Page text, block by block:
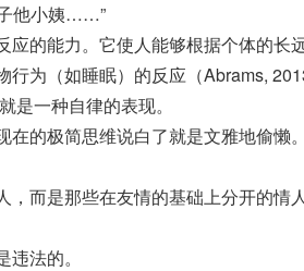
子他小姨……”
应的能力。它使人能够根据个体的长
为（如睡眠）的反应（Abrams,
是一种自律的表现。
的极简思维说白了就是文雅地偷懒
而是那些在友情的基础上分开的情
法的。